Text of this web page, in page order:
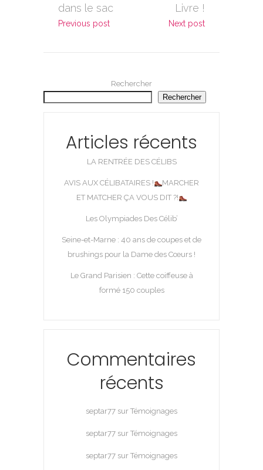
dans le sac
Previous post
Livre !
Next post
Rechercher
Rechercher
Articles récents
LA RENTRÉE DES CÉLIBS
AVIS AUX CÉLIBATAIRES !
MARCHER
ET MATCHER ÇA VOUS DIT ?!
Les Olympiades Des Célib’
Seine-et-Marne : 40 ans de coupes et de
brushings pour la Dame des Cœurs !
Le Grand Parisien : Cette coiffeuse à
formé 150 couples
Commentaires
récents
septar77 sur Témoignages
septar77 sur Témoignages
septar77 sur Témoignages